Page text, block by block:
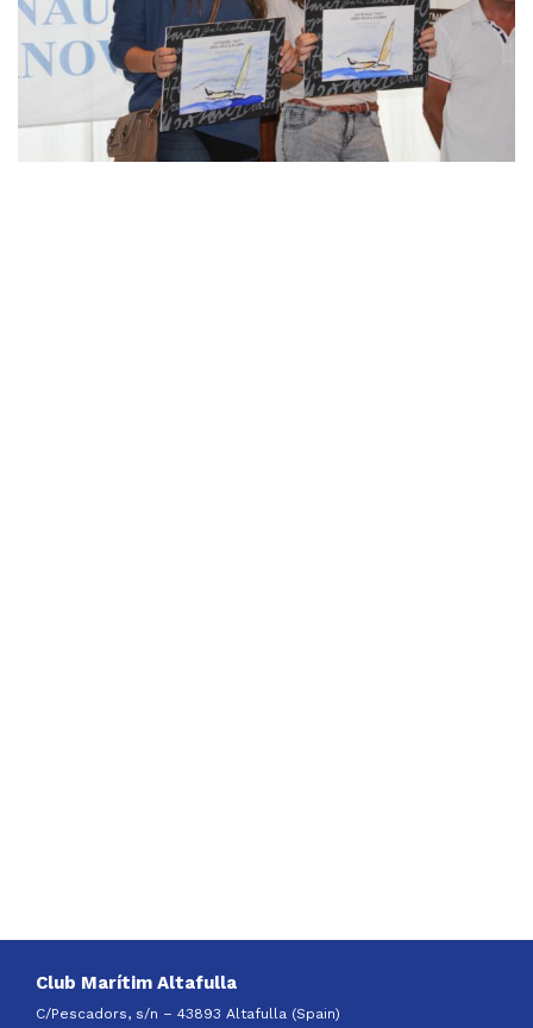
Club Marítim Altafulla
C/Pescadors, s/n – 43893 Altafulla (Spain)